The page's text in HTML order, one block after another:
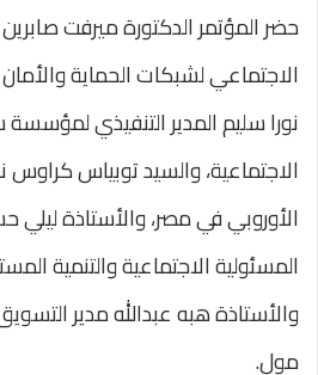
حضر المؤتمر الدكتورة ميرفت
الاجتماعي لشبكات الحماية
نورا سليم المدير التنفيذي
الاجتماعية، والسيد توبياس كراوس
الأوروبي في مصر، والأستاذة
المسئولية الاجتماعية والتنمية
والأستاذة هبه عبدالله مدير
مول.